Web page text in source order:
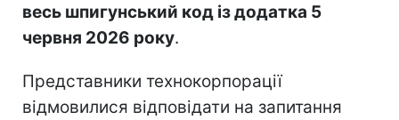
весь шпигунський код із додатка 5
червня 2026 року.
Представники технокорпорації
відмовилися відповідати на запитання